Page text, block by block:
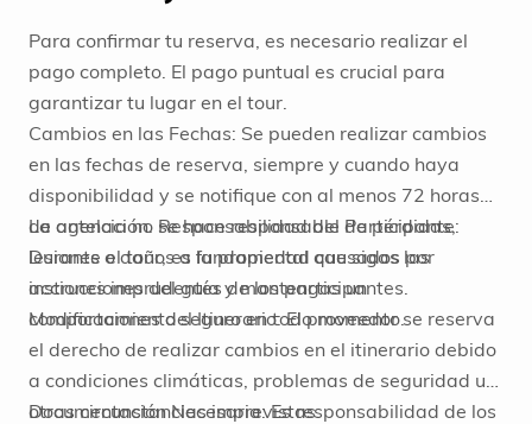
Para confirmar tu reserva, es necesario realizar el
pago completo. El pago puntual es crucial para
garantizar tu lugar en el tour.
Cambios en las Fechas: Se pueden realizar cambios
en las fechas de reserva, siempre y cuando haya
disponibilidad y se notifique con al menos 72 horas
de antelación. Responsabilidad del Participante:
Durante el tour, es fundamental que sigas las
instrucciones del guía y mantengas un
comportamiento seguro en todo momento.
La agencia no se hace responsable de pérdidas,
lesiones o daños a la propiedad causados por
acciones imprudentes de los participantes.
Modificaciones del Itinerario: El proveedor se reserva
el derecho de realizar cambios en el itinerario debido
a condiciones climáticas, problemas de seguridad u
otras circunstancias imprevistas.
Documentación Necesaria: Es responsabilidad de los